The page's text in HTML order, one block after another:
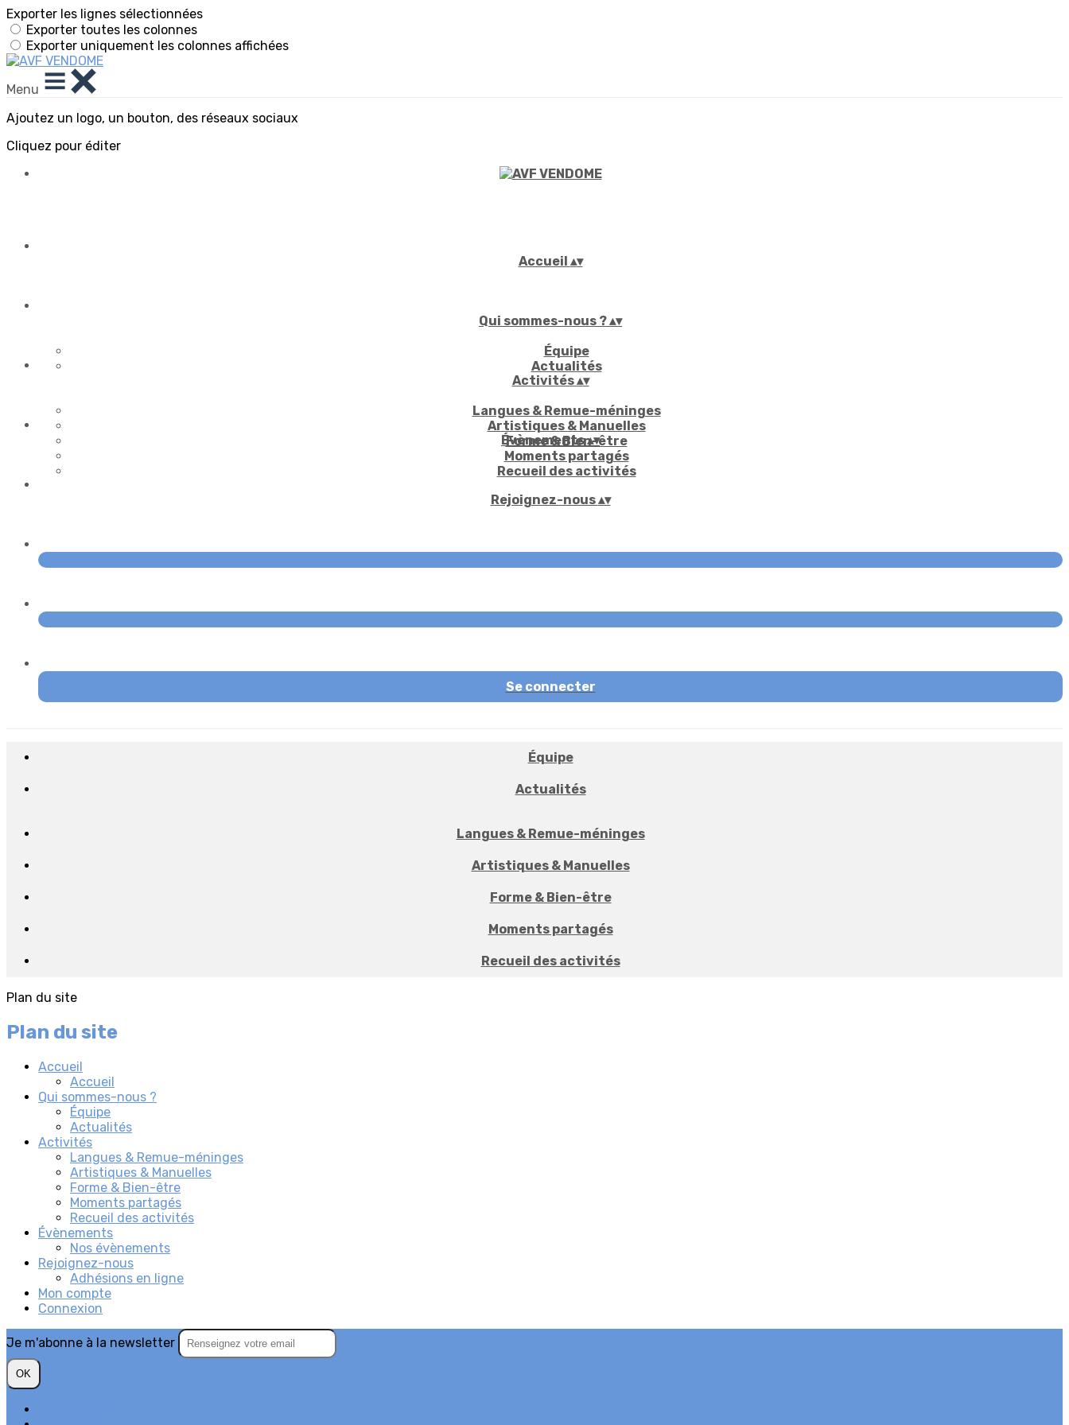
Exporter les lignes sélectionnées
Exporter toutes les colonnes
Exporter uniquement les colonnes affichées
Menu
Ajoutez un logo, un bouton, des réseaux sociaux
Cliquez pour éditer
Accueil ▴▾
Qui sommes-nous ?▴▾
Équipe
Actualités
Activités▴▾
Langues & Remue-méninges
Artistiques & Manuelles
Forme & Bien-être
Moments partagés
Recueil des activités
Évènements▴▾
Rejoignez-nous▴▾
Se connecter
Équipe
Actualités
Langues & Remue-méninges
Artistiques & Manuelles
Forme & Bien-être
Moments partagés
Recueil des activités
Plan du site
Plan du site
Accueil
Accueil
Qui sommes-nous ?
Équipe
Actualités
Activités
Langues & Remue-méninges
Artistiques & Manuelles
Forme & Bien-être
Moments partagés
Recueil des activités
Évènements
Nos évènements
Rejoignez-nous
Adhésions en ligne
Mon compte
Connexion
Je m'abonne à la newsletter
OK